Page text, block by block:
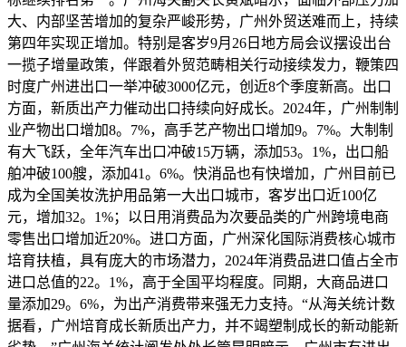
大、内部坚苦增加的复杂严峻形势，广州外贸送难而上，持续
第四年实现正增加。特别是客岁9月26日地方局会议摆设出台
一揽子增量政策，伴跟着外贸范畴相关行动接续发力，鞭策四
时度广州进出口一举冲破3000亿元，创近8个季度新高。出口
方面，新质出产力催动出口持续向好成长。2024年，广州制制
业产物出口增加8。7%，高手艺产物出口增加9。7%。大制制
有大飞跃，全年汽车出口冲破15万辆，添加53。1%，出口船
舶冲破100艘，添加41。6%。快消品也有快增加，广州目前已
成为全国美妆洗护用品第一大出口城市，客岁出口近100亿
元，增加32。1%；以日用消费品为次要品类的广州跨境电商
零售出口增加近20%。进口方面，广州深化国际消费核心城市
培育扶植，具有庞大的市场潜力，2024年消费品进口值占全市
进口总值的22。1%，高于全国平均程度。同期，大商品进口
量添加29。6%，为出产消费带来强无力支持。“从海关统计数
据看，广州培育成长新质出产力，并不竭塑制成长的新动能新